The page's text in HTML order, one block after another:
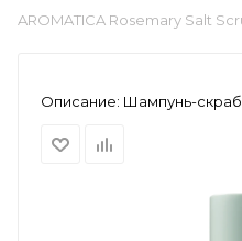
AROMATICA Rosemary Salt
Описание: Шампунь-